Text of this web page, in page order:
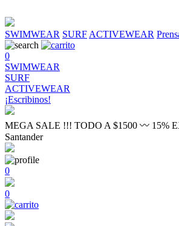
SWIMWEAR SURF ACTIVEWEAR
0
SWIMWEAR
SURF
ACTIVEWEAR
¡Escribinos!
MEGA SALE !!! TODO A $1500 〰 15%
Santander
0
0